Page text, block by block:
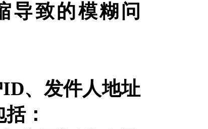
导致的模糊问
、发件人地址
：